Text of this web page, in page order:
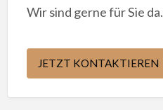
Wir sind gerne für Sie da.
JETZT KONTAKTIEREN